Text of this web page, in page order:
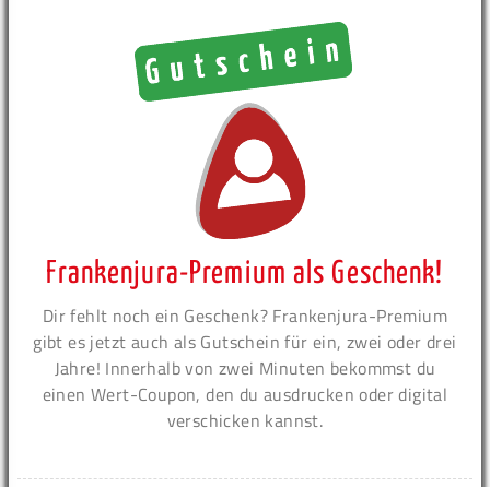
Frankenjura-Premium als Geschenk!
Dir fehlt noch ein Geschenk? Frankenjura-Premium
gibt es jetzt auch als Gutschein für ein, zwei oder drei
Jahre! Innerhalb von zwei Minuten bekommst du
einen Wert-Coupon, den du ausdrucken oder digital
verschicken kannst.